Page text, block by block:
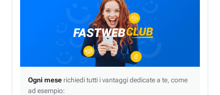
Ogni mese richiedi tutti i vantaggi dedicate a te, come
ad esempio: